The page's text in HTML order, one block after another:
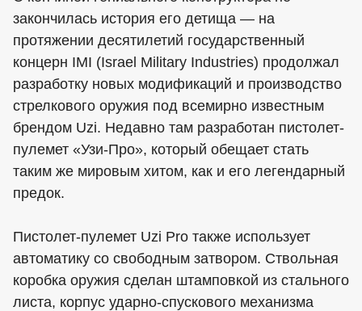
закончилась история его детища — на
протяжении десятилетий государственный
концерн IMI (Israel Military Industries) продолжал
разработку новых модификаций и производство
стрелкового оружия под всемирно известным
брендом Uzi. Недавно там разработан пистолет-
пулемет «Узи-Про», который обещает стать
таким же мировым хитом, как и его легендарный
предок.
Пистолет-пулемет Uzi Pro также использует
автоматику со свободным затвором. Ствольная
коробка оружия сделан штамповкой из стального
листа, корпус ударно-спускового механизма